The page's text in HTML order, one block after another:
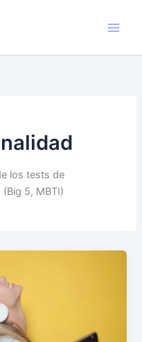
los tests de
5, MBTI)